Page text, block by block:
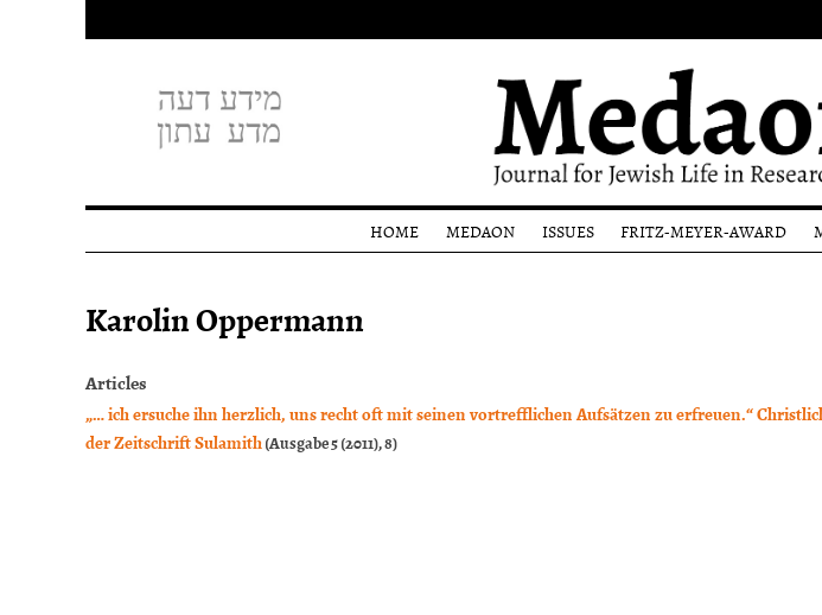
HOME
MEDAON
ISSUES
FRITZ-MEYER-AWARD
Karolin Oppermann
Articles
„… ich ersuche ihn herzlich, uns recht oft mit seinen vortrefflichen Aufsätzen zu erfreuen.“
der Zeitschrift Sulamith(Ausgabe 5 (2011), 8)